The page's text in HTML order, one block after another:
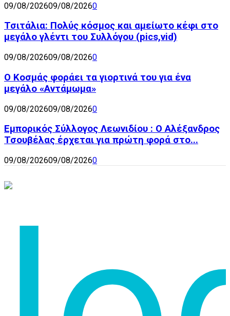
09/08/202609/08/20260
Τσιτάλια: Πολύς κόσμος και αμείωτο κέφι στο
μεγάλο γλέντι του Συλλόγου (pics,vid)
09/08/202609/08/20260
Ο Κοσμάς φοράει τα γιορτινά του για ένα
μεγάλο «Αντάμωμα»
09/08/202609/08/20260
Εμπορικός Σύλλογος Λεωνιδίου : Ο Αλέξανδρος
Τσουβέλας έρχεται για πρώτη φορά στο...
09/08/202609/08/20260